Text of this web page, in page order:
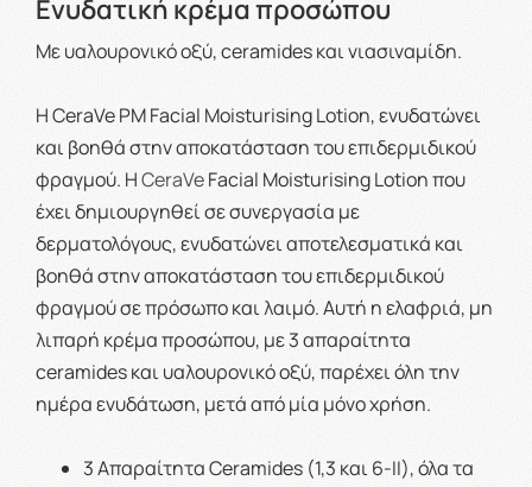
Ενυδατική κρέμα προσώπου
Με υαλουρονικό οξύ, ceramides και νιασιναμίδη.
Η CeraVe PM Facial Moisturising Lotion, ενυδατώνει
και βοηθά στην αποκατάσταση του επιδερμιδικού
φραγμού. ΗCeraVeFacial Moisturising Lotion που
έχει δημιουργηθεί σε συνεργασία με
δερματολόγους, ενυδατώνει αποτελεσματικά και
βοηθά στην αποκατάσταση του επιδερμιδικού
φραγμού σε πρόσωπο και λαιμό. Αυτή η ελαφριά, μη
λιπαρή κρέμα προσώπου, με 3 απαραίτητα
ceramides και υαλουρονικό οξύ, παρέχει όλη την
ημέρα ενυδάτωση, μετά από μία μόνο χρήση.
3 Απαραίτητα Ceramides (1,3 και 6-ΙΙ), όλα τα